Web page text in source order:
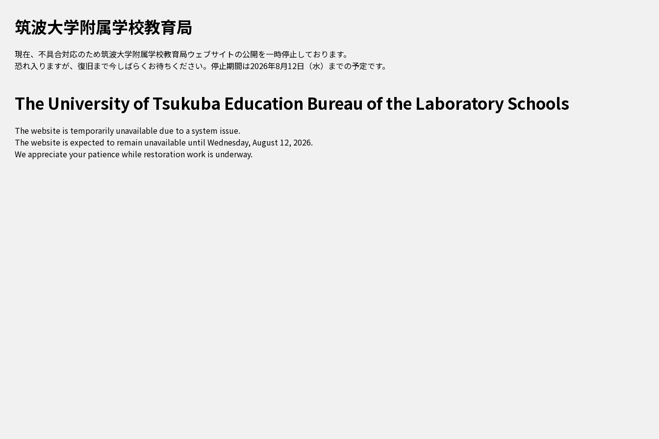
筑波大学附属学校教育局
現在、不具合対応のため筑波大学附属学校教育局ウェブサイトの公開を一時停止しております。
恐れ入りますが、復旧まで今しばらくお待ちください。停止期間は2026年8月12日（水）までの予定です。
The University of Tsukuba Education Bureau of the Laboratory Schools
The website is temporarily unavailable due to a system issue.
The website is expected to remain unavailable until Wednesday, August 12, 2026.
We appreciate your patience while restoration work is underway.